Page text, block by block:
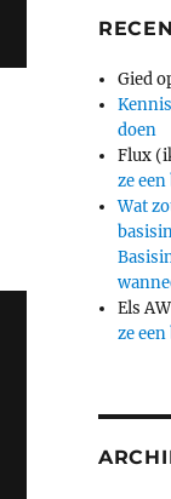
Gied
doen
Flux
ze
Wat
Els AW
ze